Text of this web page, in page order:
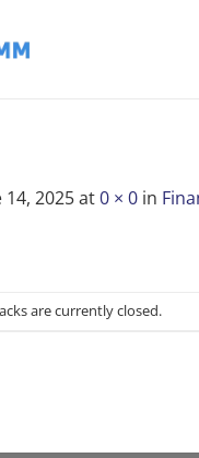
2025at0 × 0 in
are currently closed.